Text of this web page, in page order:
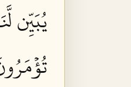
يُبَيِّن
تُؤۡمَرُونَ